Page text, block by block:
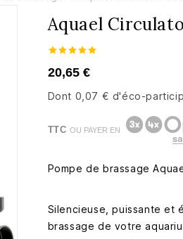
Aquael
20,65 €
Dont 0,07 € d'éco-
TTCOU PAYER EN
Pompe de brassage
Silencieuse, puissante et
brassage de votre